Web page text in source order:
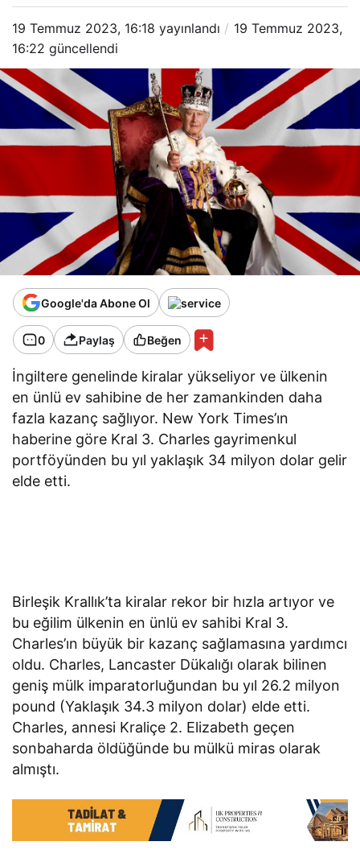
19 Temmuz 2023, 16:18 yayınlandı
19 Temmuz 2023,
16:22 güncellendi
Google'da Abone Ol
0 Paylaş Beğen
İngiltere genelinde kiralar yükseliyor ve ülkenin
en ünlü ev sahibine de her zamankinden daha
fazla kazanç sağlıyor. New York Times’ın
haberine göre Kral 3. Charles gayrimenkul
portföyünden bu yıl yaklaşık 34 milyon dolar gelir
elde etti.
Birleşik Krallık’ta kiralar rekor bir hızla artıyor ve
bu eğilim ülkenin en ünlü ev sahibi Kral 3.
Charles’ın büyük bir kazanç sağlamasına yardımcı
oldu. Charles, Lancaster Dükalığı olarak bilinen
geniş mülk imparatorluğundan bu yıl 26.2 milyon
pound (Yaklaşık 34.3 milyon dolar) elde etti.
Charles, annesi Kraliçe 2. Elizabeth geçen
sonbaharda öldüğünde bu mülkü miras olarak
almıştı.